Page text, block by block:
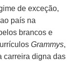
de exceção,
país na
brancos e
Grammys,
carreira digna das